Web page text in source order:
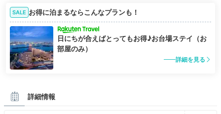
SALE お得に泊まるならこんなプランも！
日にちが合えばとってもお得♪お台場ステイ（お
部屋のみ）
詳細を見る
詳細情報